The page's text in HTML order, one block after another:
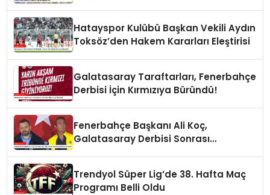
Hatayspor Kulübü Başkan Vekili Aydın
Toksöz’den Hakem Kararları Eleştirisi
Galatasaray Taraftarları, Fenerbahçe
Derbisi İçin Kırmızıya Büründü!
Fenerbahçe Başkanı Ali Koç,
Galatasaray Derbisi Sonrası
Trendyol Süper Lig’de 38. Hafta Maç
Programı Belli Oldu